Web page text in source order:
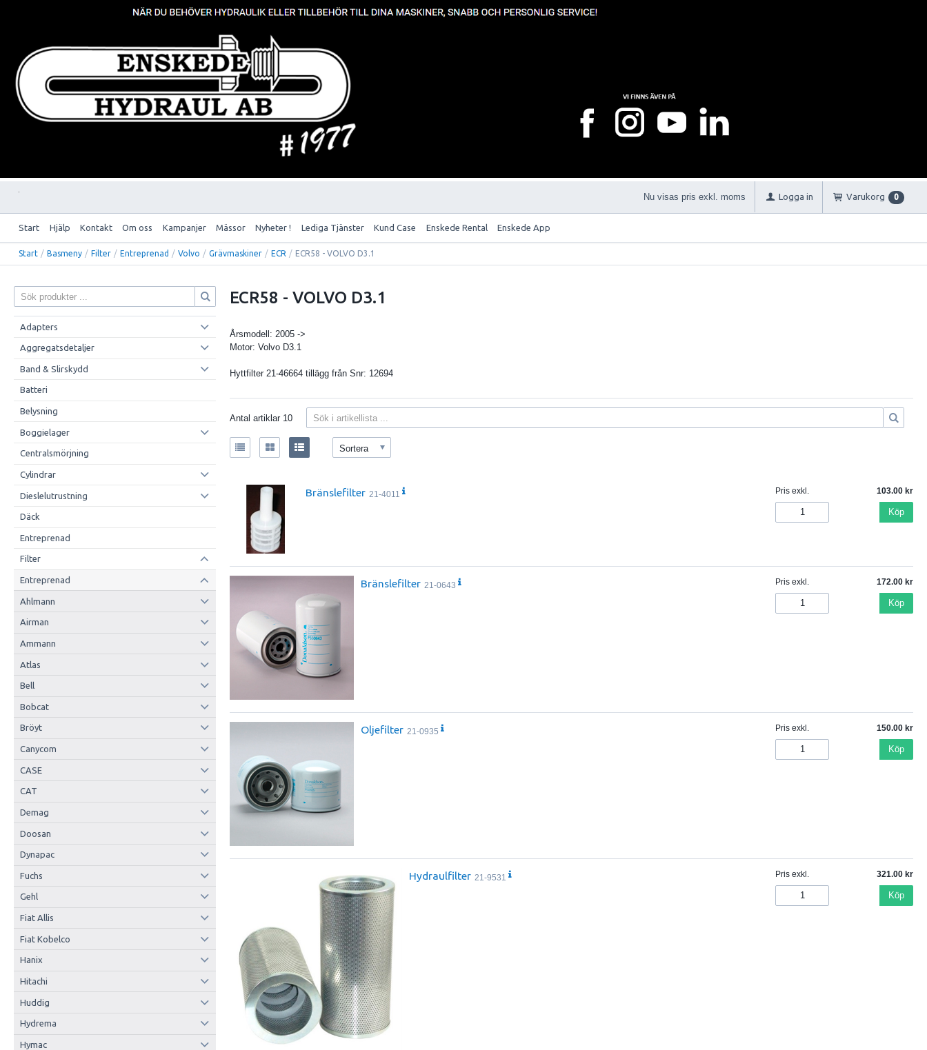
Nu visas pris exkl. moms Logga in Varukorg 0
Start Hjälp Kontakt Om oss Kampanjer Mässor Nyheter ! Lediga Tjänster Kund Case Enskede Rental Enskede App
Start / Basmeny / Filter / Entreprenad / Volvo / Grävmaskiner / ECR / ECR58 - VOLVO D3.1
Adapters
Aggregatsdetaljer
Band & Slirskydd
Batteri
Belysning
Boggielager
Centralsmörjning
Cylindrar
Dieslelutrustning
Däck
Entreprenad
Filter
Entreprenad
Ahlmann
Airman
Ammann
Atlas
Bell
Bobcat
Bröyt
Canycom
CASE
CAT
Demag
Doosan
Dynapac
Fuchs
Gehl
Fiat Allis
Fiat Kobelco
Hanix
Hitachi
Huddig
Hydrema
Hymac
ECR58 - VOLVO D3.1
Årsmodell: 2005 ->
Motor: Volvo D3.1
Hyttfilter 21-46664 tillägg från Snr: 12694
Antal artiklar 10
Sortera
Bränslefilter 21-4011 Pris exkl. 103.00
Köp
Bränslefilter 21-0643 Pris exkl. 172.00
Köp
Oljefilter 21-0935 Pris exkl. 150.00
Köp
Hydraulfilter 21-9531 Pris exkl. 321.00
Köp